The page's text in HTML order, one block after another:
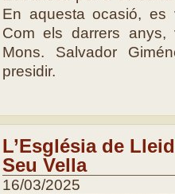
En aquesta ocasió, es
Com els darrers
Mons. Salvador
presidir.
L’Església de
Seu Vella
16/03/2025